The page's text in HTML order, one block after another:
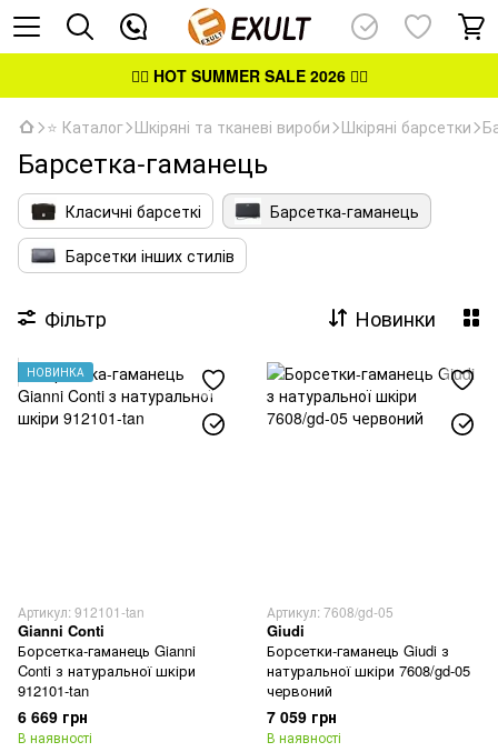
👉🏻 HOT SUMMER SALE 2026👈🏻
⭐ Каталог Шкіряні та тканеві вироби Шкіряні барсетки
Барсетка-гаманець
Класичні барсеткі
Барсетка-гаманець
Барсетки інших стилів
Фільтр Новинки
НОВИНКА
Артикул: 912101-tan
Gianni Conti
Борсетка-гаманець Gianni
Conti з натуральної шкіри
912101-tan
6 669 грн
В наявності
Артикул: 7608/gd-05
Giudi
Борсетки-гаманець Giudi з
натуральної шкіри 7608/gd-05
червоний
7 059 грн
В наявності